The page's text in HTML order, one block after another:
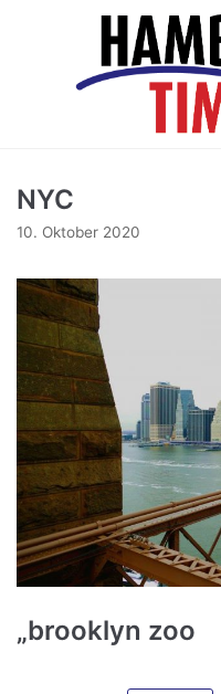
NYC
10. Oktober 2020
„brooklyn zoo